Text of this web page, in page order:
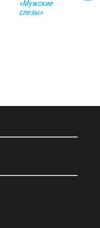
«Мужские
слезы»